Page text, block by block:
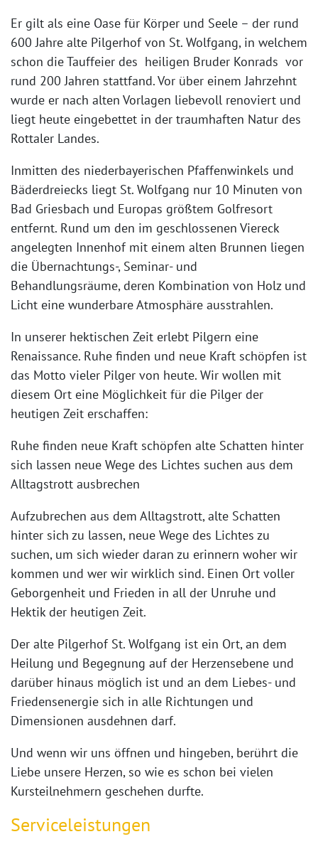
Er gilt als eine Oase für Körper und Seele – der rund
600 Jahre alte Pilgerhof von St. Wolfgang, in welchem
schon die Tauffeier des heiligen Bruder Konrads vor
rund 200 Jahren stattfand. Vor über einem Jahrzehnt
wurde er nach alten Vorlagen liebevoll renoviert und
liegt heute eingebettet in der traumhaften Natur des
Rottaler Landes.
Inmitten des niederbayerischen Pfaffenwinkels und
Bäderdreiecks liegt St. Wolfgang nur 10 Minuten von
Bad Griesbach und Europas größtem Golfresort
entfernt. Rund um den im geschlossenen Viereck
angelegten Innenhof mit einem alten Brunnen liegen
die Übernachtungs-, Seminar- und
Behandlungsräume, deren Kombination von Holz und
Licht eine wunderbare Atmosphäre ausstrahlen.
In unserer hektischen Zeit erlebt Pilgern eine
Renaissance. Ruhe finden und neue Kraft schöpfen ist
das Motto vieler Pilger von heute. Wir wollen mit
diesem Ort eine Möglichkeit für die Pilger der
heutigen Zeit erschaffen:
Ruhe finden neue Kraft schöpfen alte Schatten hinter
sich lassen neue Wege des Lichtes suchen aus dem
Alltagstrott ausbrechen
Aufzubrechen aus dem Alltagstrott, alte Schatten
hinter sich zu lassen, neue Wege des Lichtes zu
suchen, um sich wieder daran zu erinnern woher wir
kommen und wer wir wirklich sind. Einen Ort voller
Geborgenheit und Frieden in all der Unruhe und
Hektik der heutigen Zeit.
Der alte Pilgerhof St. Wolfgang ist ein Ort, an dem
Heilung und Begegnung auf der Herzensebene und
darüber hinaus möglich ist und an dem Liebes- und
Friedensenergie sich in alle Richtungen und
Dimensionen ausdehnen darf.
Und wenn wir uns öffnen und hingeben, berührt die
Liebe unsere Herzen, so wie es schon bei vielen
Kursteilnehmern geschehen durfte.
Serviceleistungen